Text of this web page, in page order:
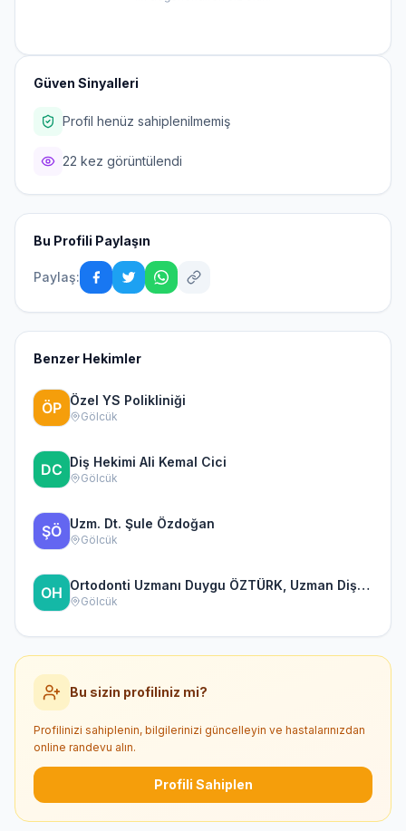
Güven Sinyalleri
Profil henüz sahiplenilmemiş
22 kez görüntülendi
Bu Profili Paylaşın
Paylaş:
Benzer Hekimler
Özel YS Polikliniği
Gölcük
Diş Hekimi Ali Kemal Cici
Gölcük
Uzm. Dt. Şule Özdoğan
Gölcük
Ortodonti Uzmanı Duygu ÖZTÜRK, Uzman Diş Hekimi
Gölcük
Bu sizin profiliniz mi?
Profilinizi sahiplenin, bilgilerinizi güncelleyin ve hastalarınızdan
online randevu alın.
Profili Sahiplen